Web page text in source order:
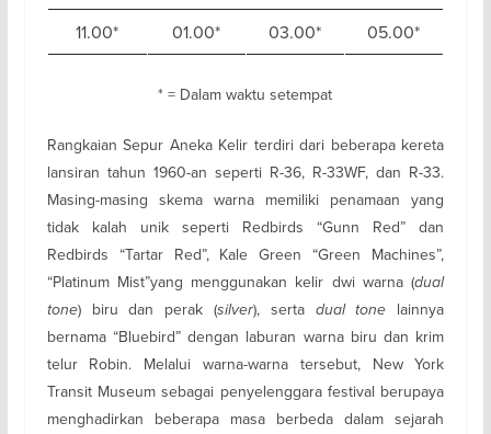
11.00* 01.00* 03.00* 05.00*
* = Dalam waktu setempat
Rangkaian Sepur Aneka Kelir terdiri dari beberapa kereta
lansiran tahun 1960-an seperti R-36, R-33WF, dan R-33.
Masing-masing skema warna memiliki penamaan yang
tidak kalah unik seperti Redbirds “Gunn Red” dan
Redbirds “Tartar Red”, Kale Green “Green Machines”,
“Platinum Mist”yang menggunakan kelir dwi warna (dual
tone) biru dan perak (silver), serta dual tone lainnya
bernama “Bluebird” dengan laburan warna biru dan krim
telur Robin. Melalui warna-warna tersebut, New York
Transit Museum sebagai penyelenggara festival berupaya
menghadirkan beberapa masa berbeda dalam sejarah